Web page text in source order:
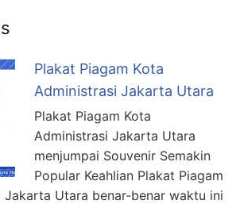
Plakat Piagam Kota
Administrasi Jakarta Utara
Plakat Piagam Kota
Administrasi Jakarta Utara
menjumpai Souvenir Semakin
Popular Keahlian Plakat Piagam
Jakarta Utara benar-benar waktu ini